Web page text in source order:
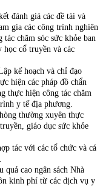
đánh giá các đề tài và
gia các công trình nghiên
chăm sóc sức khỏe ban
học cổ truyền và các
kế hoạch và chỉ đạo
hiện các pháp đồ chẩn
thực hiện công tác chăm
y tế địa phương.
thường xuyên thực
giáo dục sức khỏe
tác với các tổ chức và cá
quả cao ngân sách Nhà
kinh phí từ các dịch vụ y